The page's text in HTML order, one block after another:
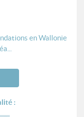
en Wallonie
: